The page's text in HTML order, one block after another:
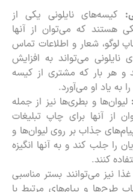
کیسه‌های نایلونی یکی از
هستند که می‌توان از آنها
لوگو، شعار و اطلاعات تماس
می‌تواند به افزایش
و هر بار که مشتری از کیسه
به یاد او می‌آورد.
لیوان‌ها و بطری‌ها نیز از جمله
از آنها برای چاپ تبلیغات
جذاب بر روی لیوان‌ها و
را جلب کند و به آنها انگیزه
کنند.
نیز می‌توانند بستر مناسبی
طرح‌ها و پیام‌های مرتبط با